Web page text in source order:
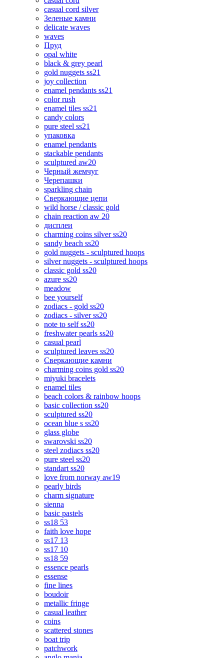
casual cord silver
Зеленые камни
delicate waves
waves
Пруд
opal white
black & grey pearl
gold nuggets ss21
joy collection
enamel pendants ss21
color rush
enamel tiles ss21
candy colors
pure steel ss21
упаковка
enamel pendants
stackable pendants
sculptured aw20
Черный жемчуг
Черепашки
sparkling chain
Сверкающие цепи
wild horse / classic gold
chain reaction aw 20
дисплеи
charming coins silver ss20
sandy beach ss20
gold nuggets - sculptured hoops
silver nuggets - sculptured hoops
classic gold ss20
azure ss20
meadow
bee yourself
zodiacs - gold ss20
zodiacs - silver ss20
note to self ss20
freshwater pearls ss20
casual pearl
sculptured leaves ss20
Сверкающие камни
charming coins gold ss20
miyuki bracelets
enamel tiles
beach colors & rainbow hoops
basic collection ss20
sculptured ss20
ocean blue s ss20
glass globe
swarovski ss20
steel zodiacs ss20
pure steel ss20
standart ss20
love from norway aw19
pearly birds
charm signature
sienna
basic pastels
ss18 53
faith love hope
ss17 13
ss17 10
ss18 59
essence pearls
essense
fine lines
boudoir
metallic fringe
casual leather
coins
scattered stones
boat trip
patchwork